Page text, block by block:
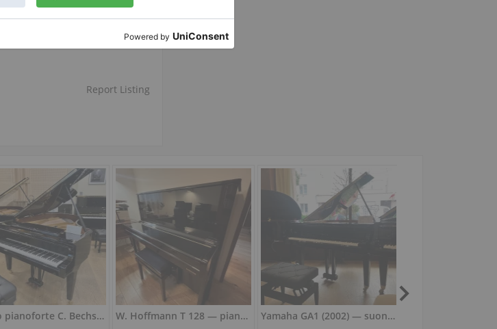
Report Listing
Nuovo pianoforte C. Bechstein A 190 — poliestere lucido W. Hoffmann T 128 — pianoforte verticale 128 cm dal suono caldo Yamaha GA1 (2002) — suono pieno e potente del pianoforte